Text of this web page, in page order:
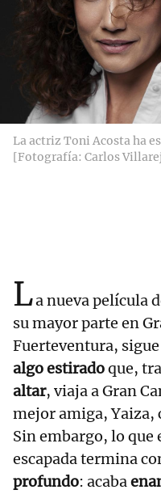
La actriz Toni Acosta ha
[Fotografía: Carlos
La nueva película
su mayor parte en
Fuerteventura, sigue
algo estiradoque,
altar, viaja a Gran
mejor amiga, Yaiza,
Sin embargo, lo que
escapada termina
profundo: acaba